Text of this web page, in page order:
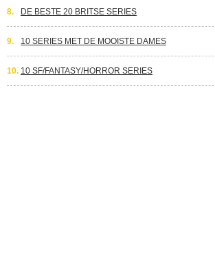
8. DE BESTE 20 BRITSE SERIES
9. 10 SERIES MET DE MOOISTE DAMES
10. 10 SF/FANTASY/HORROR SERIES